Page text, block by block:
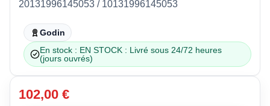
20131996145053 / 10131996145053
Godin
En stock : EN STOCK : Livré sous 24/72 heures
(jours ouvrés)
102,00 €